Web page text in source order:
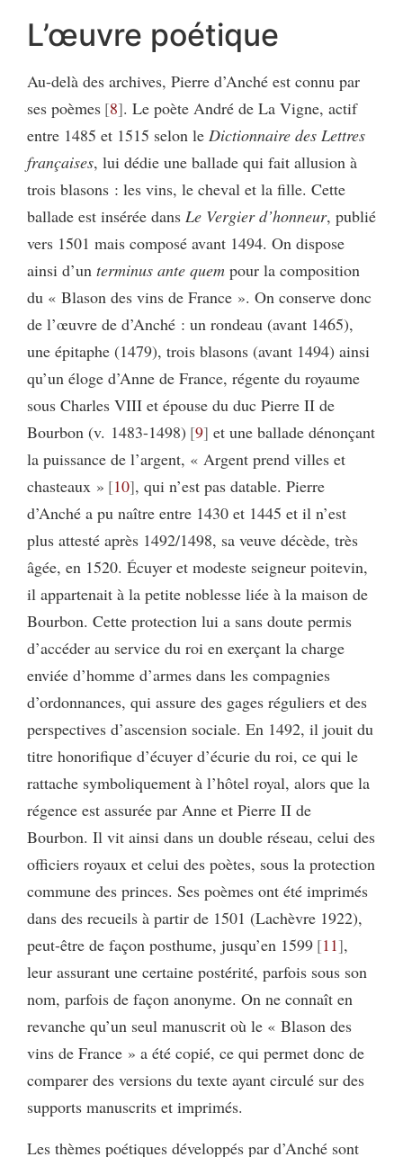
L’œuvre poétique
Au-delà des archives, Pierre d’Anché est connu par
ses poèmes 8 . Le poète André de La Vigne, actif
entre 1485 et 1515 selon le Dictionnaire des Lettres
françaises, lui dédie une ballade qui fait allusion à
trois blasons : les vins, le cheval et la fille. Cette
ballade est insérée dans Le Vergier d’honneur, publié
vers 1501 mais composé avant 1494. On dispose
ainsi d’un terminus ante quem pour la composition
du « Blason des vins de France ». On conserve donc
de l’œuvre de d’Anché : un rondeau (avant 1465),
une épitaphe (1479), trois blasons (avant 1494) ainsi
qu’un éloge d’Anne de France, régente du royaume
sous Charles VIII et épouse du duc Pierre II de
Bourbon (v. 1483-1498) 9 et une ballade dénonçant
la puissance de l’argent, « Argent prend villes et
chasteaux » 10 , qui n’est pas datable. Pierre
d’Anché a pu naître entre 1430 et 1445 et il n’est
plus attesté après 1492/1498, sa veuve décède, très
âgée, en 1520. Écuyer et modeste seigneur poitevin,
il appartenait à la petite noblesse liée à la maison de
Bourbon. Cette protection lui a sans doute permis
d’accéder au service du roi en exerçant la charge
enviée d’homme d’armes dans les compagnies
d’ordonnances, qui assure des gages réguliers et des
perspectives d’ascension sociale. En 1492, il jouit du
titre honorifique d’écuyer d’écurie du roi, ce qui le
rattache symboliquement à l’hôtel royal, alors que la
régence est assurée par Anne et Pierre II de
Bourbon. Il vit ainsi dans un double réseau, celui des
officiers royaux et celui des poètes, sous la protection
commune des princes. Ses poèmes ont été imprimés
dans des recueils à partir de 1501 (Lachèvre 1922),
peut-être de façon posthume, jusqu’en 1599 11 ,
leur assurant une certaine postérité, parfois sous son
nom, parfois de façon anonyme. On ne connaît en
revanche qu’un seul manuscrit où le « Blason des
vins de France » a été copié, ce qui permet donc de
comparer des versions du texte ayant circulé sur des
supports manuscrits et imprimés.
Les thèmes poétiques développés par d’Anché sont